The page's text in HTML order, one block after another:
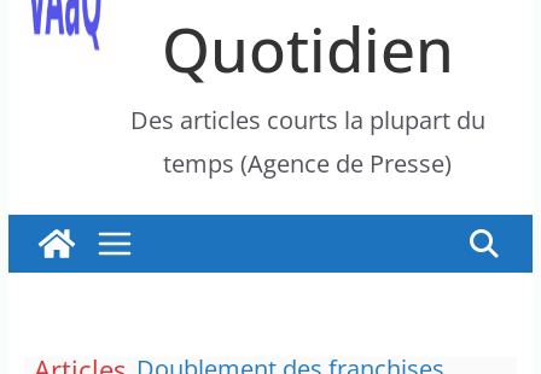
Quotidien
Des articles courts la plupart du
temps (Agence de Presse)